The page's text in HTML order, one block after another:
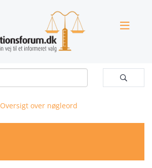


Oversigt over nøgleord